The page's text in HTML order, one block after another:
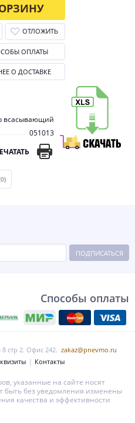
всасывающий
051013
ОТЛОЖИТЬ
ОПЛАТЫ
О ДОСТАВКЕ
ПОДПИСАТЬСЯ
Способы оплаты
стр 2. Офис 242. zakaz@pnevmo.ru
Контакты
указанные на сайте носят
быть без уведомления изменены
качества и эффективности